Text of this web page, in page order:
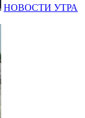
НОВОСТИ УТРА